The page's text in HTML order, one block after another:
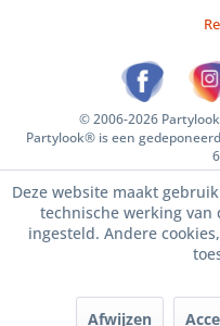
© 2006-2026
Partylook® is een
Deze website maakt
technische werking
ingesteld. Andere
Afwijzen